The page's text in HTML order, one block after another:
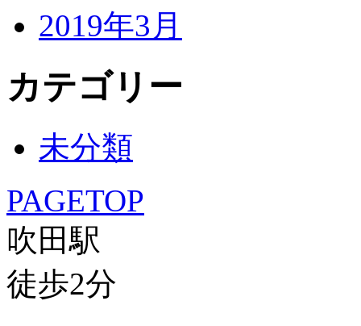
2019年3月
カテゴリー
未分類
PAGETOP
吹田駅
徒歩2分